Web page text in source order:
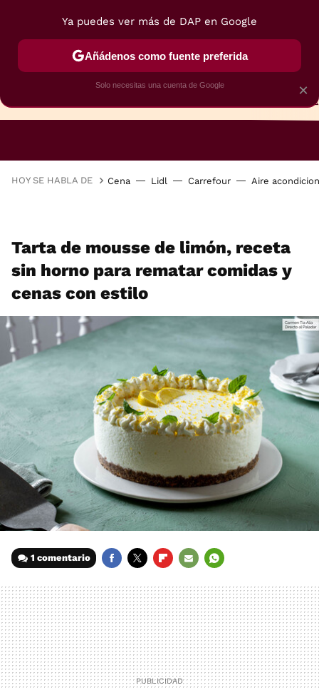
HOY SE HABLA DE Cena Lidl Carrefour Aire
Tarta de mousse de limón, receta
sin horno para rematar comidas y
cenas con estilo
1 comentario
MAIL
×
Ya puedes ver más de DAP en Google
Añádenos como fuente preferida
Solo necesitas una cuenta de Google